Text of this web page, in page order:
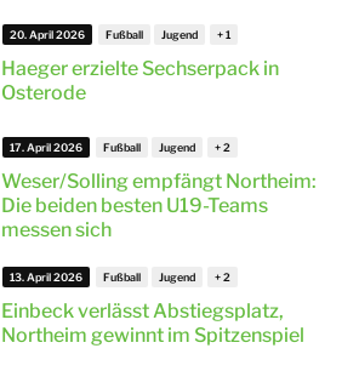
Haeger erzielte Sechserpack in
Osterode
20. April 2026 Fußball Jugend
Weser/Solling empfängt Northeim:
Die beiden besten U19-Teams
messen sich
17. April 2026 Fußball Jugend
Einbeck verlässt Abstiegsplatz,
Northeim gewinnt im Spitzenspiel
13. April 2026 Fußball Jugend